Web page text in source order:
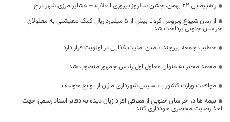
راهپیمایی 22 بهمن، جشن سالروز پیروزی انقلاب – عشایر مرزی شهر درح
از زمان شیوع ویروس کرونا بیش از ۵ میلیارد ریال کمک معیشتی به معلولان
خراسان جنوبی پرداخت شد
خطیب جمعه بیرجند: تامین امنیت غذایی در اولویت قرار دارد
محمد مخبر به عنوان معاول اول رئیس جمهور منصوب شد
موافقت وزارت کشور با تاسیس شهرداری ماژان از توابع خوسف
بیمه ها در خراسان جنوبی از معرفی افراد زیان دیده به دفاتر اسناد رسمی جهت
اخذ رضایت محضری خودداری کنند